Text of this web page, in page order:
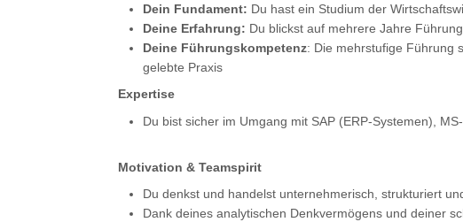
Dein Fundament: Du hast ein Studium der
Deine Erfahrung: Du blickst auf mehrere Jahre
Deine Führungskompetenz: Die mehrstufige Führung
gelebte Praxis
Expertise
Du bist sicher im Umgang mit SAP (ERP-Systemen),
Motivation & Teamspirit
Du denkst und handelst unternehmerisch, strukturiert
Dank deines analytischen Denkvermögens und deiner